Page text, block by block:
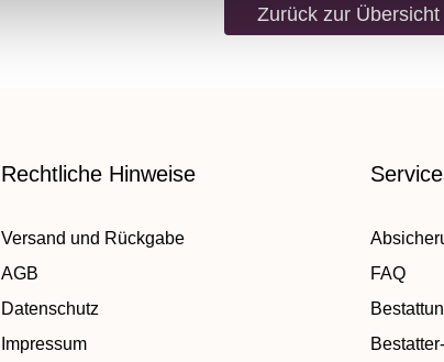
Zurück zur Übersicht
Rechtliche Hinweise
Versand und Rückgabe
AGB
Datenschutz
Impressum
FAQ